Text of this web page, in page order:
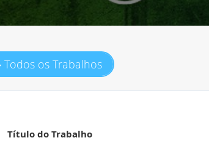
Todos os Trabalhos
Título do Trabalho